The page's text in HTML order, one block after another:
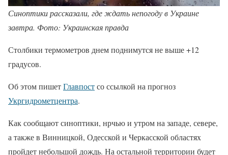
Синоптики рассказали, где ждать непогоду в Украине
завтра. Фото: Украинская правда
Столбики термометров днем поднимутся не выше +12
градусов.
Об этом пишетГлавпостсо ссылкой на прогноз
Укргидрометцентра.
Как сообщают синоптики, нрчью и утром на западе, севере,
а также в Винницкой, Одесской и Черкасской областях
пройдет небольшой дождь. На остальной территории будет